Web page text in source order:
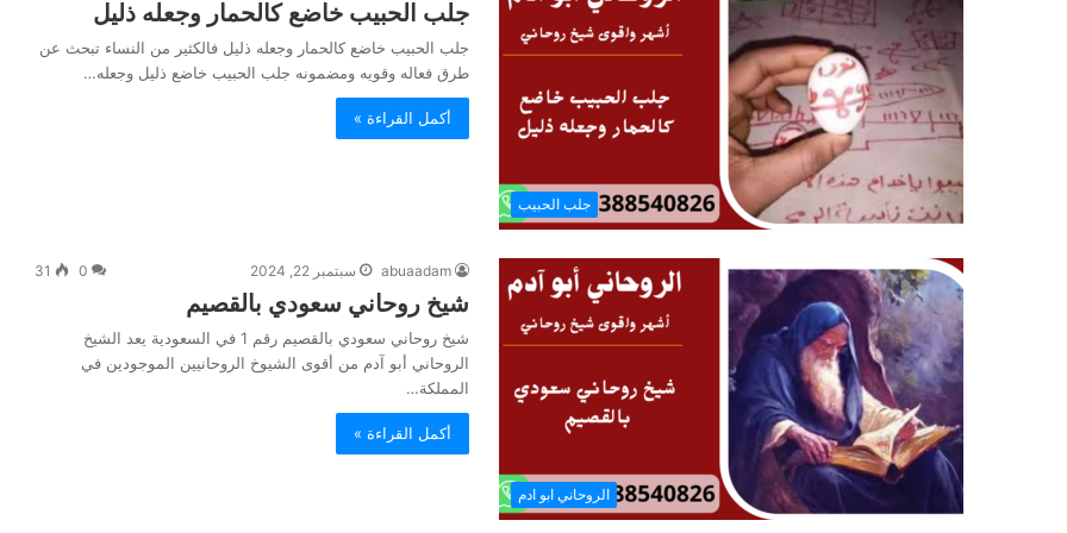
جلب الحبيب
جلب الحبيب خاضع كالحمار وجعله ذليل
جلب الحبيب خاضع كالحمار وجعله ذليل فالكثير من النساء تبحث عن
طرق فعاله وقويه ومضمونه جلب الحبيب خاضع ذليل وجعله…
أكمل القراءة »
الروحاني ابو ادم
abuaadam سبتمبر 22, 2024 0
31
شيخ روحاني سعودي بالقصيم
شيخ روحاني سعودي بالقصيم رقم 1 في السعودية يعد الشيخ
الروحاني أبو آدم من أقوى الشيوخ الروحانيين الموجودين في
المملكة…
أكمل القراءة »